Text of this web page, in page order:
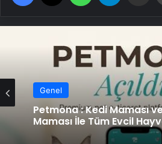
Genel
Petmona : Kedi Maması
Maması İle Tüm Evcil
Genel